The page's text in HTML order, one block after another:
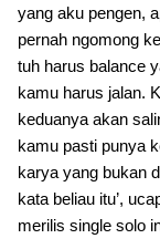
yang aku pengen,
pernah ngomong
tuh harus balance
kamu harus jalan.
keduanya akan
kamu pasti punya
karya yang bukan
kata beliau itu’,
merilis single solo